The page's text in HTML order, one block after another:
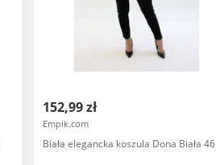
152,99 zł
Empik.com
Biała elegancka koszula Dona Biała 46